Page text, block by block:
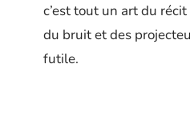
c’est tout un art du récit
du bruit et des
futile.